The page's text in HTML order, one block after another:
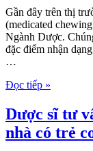
Gần đây trên thị
(medicated
Ngành Dược.
đặc điểm nhận
…
Đọc tiếp »
Dược sĩ tư
nhà có trẻ